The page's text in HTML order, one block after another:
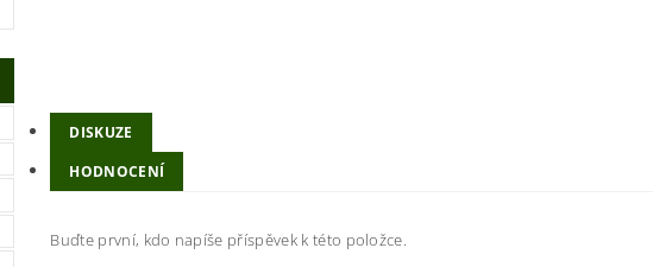
DISKUZE
HODNOCENÍ
Buďte první, kdo napíše příspěvek k této položce.